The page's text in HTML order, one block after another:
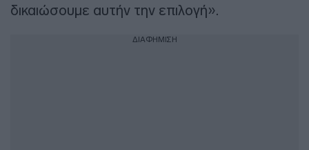
δικαιώσουμε αυτήν την επιλογή».
ΔΙΑΦΗΜΙΣΗ